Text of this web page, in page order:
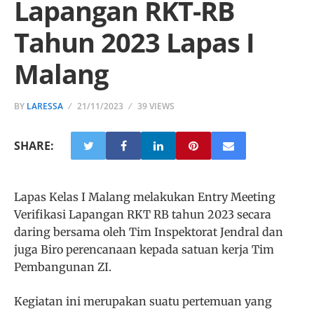
Lapangan RKT-RB
Tahun 2023 Lapas I
Malang
BY LARESSA 21/11/2023 39 VIEWS
SHARE:
Lapas Kelas I Malang melakukan Entry Meeting
Verifikasi Lapangan RKT RB tahun 2023 secara
daring bersama oleh Tim Inspektorat Jendral dan
juga Biro perencanaan kepada satuan kerja Tim
Pembangunan ZI.
Kegiatan ini merupakan suatu pertemuan yang